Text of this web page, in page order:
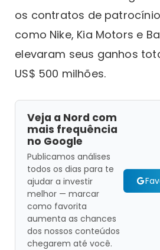
os contratos de
como Nike, Kia Motors e
elevaram seus ganhos
US$ 500 milhões.
Veja a Nord com
mais frequência
no Google
Publicamos análises
todos os dias para te
ajudar a investir
melhor — marcar
como favorita
aumenta as chances
dos nossos conteúdos
chegarem até você.